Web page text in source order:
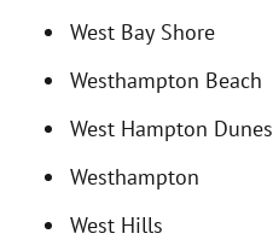
West Bay Shore
Westhampton Beach
West Hampton Dunes
Westhampton
West Hills